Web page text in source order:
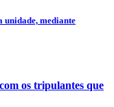
unidade, mediante
os tripulantes que